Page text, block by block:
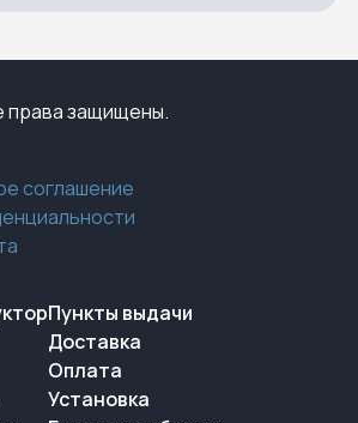
защищены.
соглашение
Пункты выдачи
Доставка
Оплата
Установка